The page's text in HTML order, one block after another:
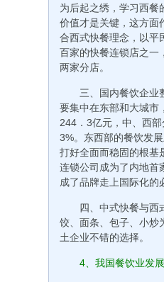
为后起之绣，学习西餐
价值才是关键，这方面
合西式快餐理念，以平
百家的快餐连锁店之一
两家分店。
三、国内餐饮企业
要集中在东部和大城市
244．3亿元，中、西
3%。东西部的餐饮发
打好全面而稳固的根基
连锁公司成为了内地首
成了品牌走上国际化的
四、中式快餐与西
饺、面条、包子、小炒
土企业不错的选择。
4、我国餐饮业发